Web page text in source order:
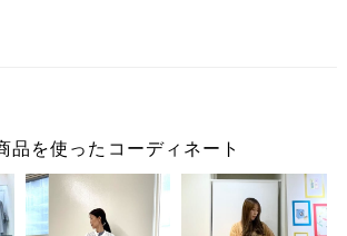
品を使ったコーディネート